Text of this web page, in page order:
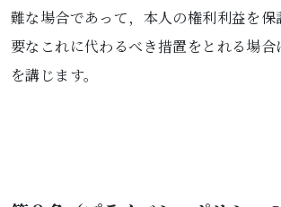
難な場合であって，本人の権利利益を
要なこれに代わるべき措置をとれる場
を講じます。